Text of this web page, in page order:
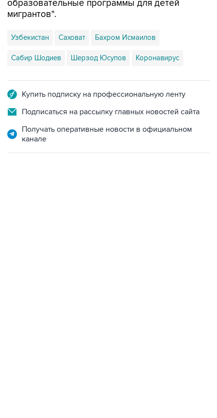
Узбекистан
Сабир Шодиев Шерзод Юсупов Коронавирус
Подписаться на рассылку главных новостей сайта
Получать оперативные новости в официальном